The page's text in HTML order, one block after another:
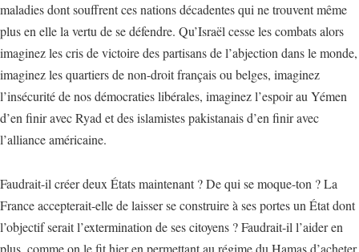
maladies dont souffrent ces nations décadentes qui ne trouvent même
plus en elle la vertu de se défendre. Qu’Israël cesse les combats alors
imaginez les cris de victoire des partisans de l’abjection dans le monde,
imaginez les quartiers de non-droit français ou belges, imaginez
l’insécurité de nos démocraties libérales, imaginez l’espoir au Yémen
d’en finir avec Ryad et des islamistes pakistanais d’en finir avec
l’alliance américaine.
Faudrait-il créer deux États maintenant ? De qui se moque-ton ? La
France accepterait-elle de laisser se construire à ses portes un État dont
l’objectif serait l’extermination de ses citoyens ? Faudrait-il l’aider en
plus, comme on le fit hier en permettant au régime du Hamas d’acheter